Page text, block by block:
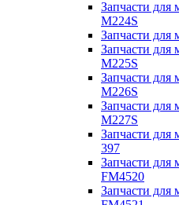
Запчасти для
M224S
Запчасти для
Запчасти для
M225S
Запчасти для
M226S
Запчасти для
M227S
Запчасти для
397
Запчасти для
FM4520
Запчасти для